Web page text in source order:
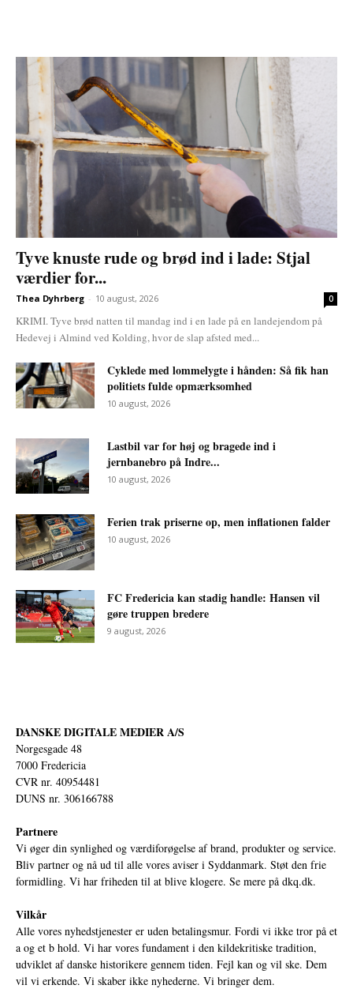
Tyve knuste rude og brød ind i lade: Stjal
værdier for...
Thea Dyhrberg - 10 august, 2026 0
KRIMI. Tyve brød natten til mandag ind i en lade på en landejendom på
Hedevej i Almind ved Kolding, hvor de slap afsted med...
Cyklede med lommelygte i hånden: Så fik han
politiets fulde opmærksomhed
10 august, 2026
Lastbil var for høj og bragede ind i
jernbanebro på Indre...
10 august, 2026
Ferien trak priserne op, men inflationen falder
10 august, 2026
FC Fredericia kan stadig handle: Hansen vil
gøre truppen bredere
9 august, 2026
DANSKE DIGITALE MEDIER A/S
Norgesgade 48
7000 Fredericia
CVR nr. 40954481
DUNS nr. 306166788
Partnere
Vi øger din synlighed og værdiforøgelse af brand, produkter og service.
Bliv partner og nå ud til alle vores aviser i Syddanmark. Støt den frie
formidling. Vi har friheden til at blive klogere. Se mere på dkq.dk.
Vilkår
Alle vores nyhedstjenester er uden betalingsmur. Fordi vi ikke tror på et
a og et b hold. Vi har vores fundament i den kildekritiske tradition,
udviklet af danske historikere gennem tiden. Fejl kan og vil ske. Dem
vil vi erkende. Vi skaber ikke nyhederne. Vi bringer dem.